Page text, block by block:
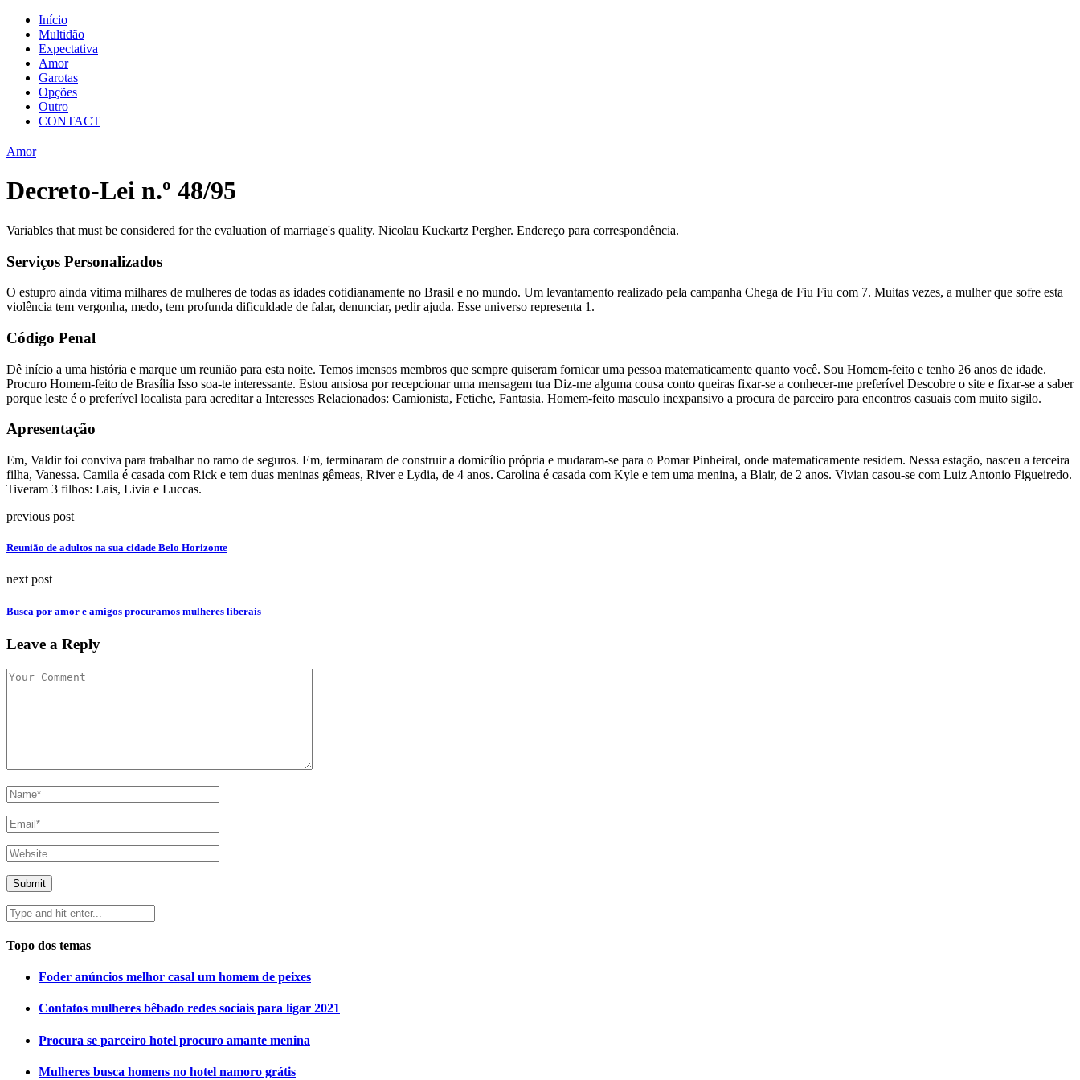
Início
Multidão
Expectativa
Amor
Garotas
Opções
Outro
CONTACT
Amor
Decreto-Lei n.º 48/95
Variables that must be considered for the evaluation of marriage's quality. Nicolau Kuckartz Pergher. Endereço para correspondência.
Serviços Personalizados
O estupro ainda vitima milhares de mulheres de todas as idades cotidianamente no Brasil e no mundo. Um levantamento realizado pela campanha Chega de Fiu Fiu com 7. Muitas vezes, a mulher que sofre esta
violência tem vergonha, medo, tem profunda dificuldade de falar, denunciar, pedir ajuda. Esse universo representa 1.
Código Penal
Dê início a uma história e marque um reunião para esta noite. Temos imensos membros que sempre quiseram fornicar uma pessoa matematicamente quanto você. Sou Homem-feito e tenho 26 anos de idade.
Procuro Homem-feito de Brasília Isso soa-te interessante. Estou ansiosa por recepcionar uma mensagem tua Diz-me alguma cousa conto queiras fixar-se a conhecer-me preferível Descobre o site e fixar-se a saber
porque leste é o preferível localista para acreditar a Interesses Relacionados: Camionista, Fetiche, Fantasia. Homem-feito masculo inexpansivo a procura de parceiro para encontros casuais com muito sigilo.
Apresentação
Em, Valdir foi conviva para trabalhar no ramo de seguros. Em, terminaram de construir a domicílio própria e mudaram-se para o Pomar Pinheiral, onde matematicamente residem. Nessa estação, nasceu a terceira
filha, Vanessa. Camila é casada com Rick e tem duas meninas gêmeas, River e Lydia, de 4 anos. Carolina é casada com Kyle e tem uma menina, a Blair, de 2 anos. Vivian casou-se com Luiz Antonio Figueiredo.
Tiveram 3 filhos: Lais, Livia e Luccas.
previous post
Reunião de adultos na sua cidade Belo Horizonte
next post
Busca por amor e amigos procuramos mulheres liberais
Leave a Reply
Topo dos temas
Foder anúncios melhor casal um homem de peixes
Contatos mulheres bêbado redes sociais para ligar 2021
Procura se parceiro hotel procuro amante menina
Mulheres busca homens no hotel namoro grátis